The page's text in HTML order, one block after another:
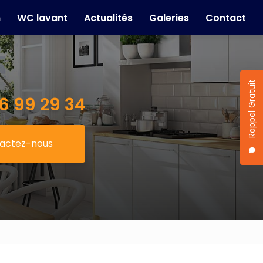
Rappel Gratuit
WC lavant Actualités Galeries Contact
99 29 34
nous